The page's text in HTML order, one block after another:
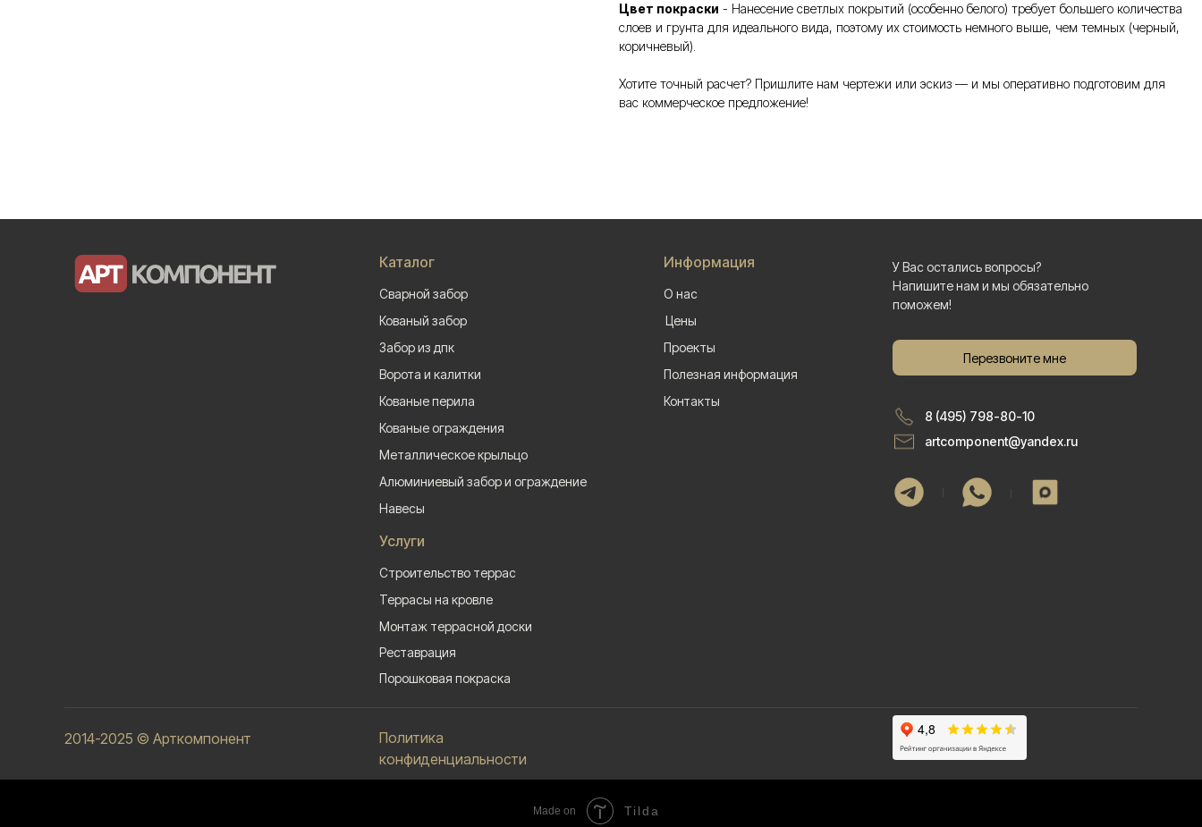
Цвет покраски - Нанесение светлых покрытий (особенно белого) требует большего количества
слоев и грунта для идеального вида, поэтому их стоимость немного выше, чем темных (черный,
коричневый).
Хотите точный расчет? Пришлите нам чертежи или эскиз — и мы оперативно подготовим для
вас коммерческое предложение!
Каталог
Сварной забор
Кованый забор
Забор из дпк
Ворота и калитки
Металлическое крыльцо
Навесы
Алюминиевый забор и ограждение
Кованые ограждения
Кованые перила
Строительство террас
Террасы на кровле
Монтаж террасной доски
Реставрация
Порошковая покраска
Услуги
2014-2025 © Арткомпонент
Политика
конфиденциальности
Информация
О нас
Цены
Проекты
Полезная информация
Контакты
Перезвоните мне
У Вас остались вопросы?
Напишите нам и мы обязательно
поможем!
8 (495) 798-80-10
artcomponent@yandex.ru
Made on Tilda